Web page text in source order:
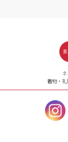
【ご注文（インタ
24時間
【お問い合わせ窓
ル）】10:00~17:00
土曜日
時休業日を
営業時
着物・